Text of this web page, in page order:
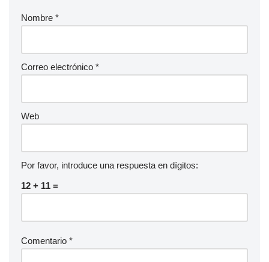
Nombre *
Correo electrónico *
Web
Por favor, introduce una respuesta en dígitos:
12 + 11 =
Comentario *